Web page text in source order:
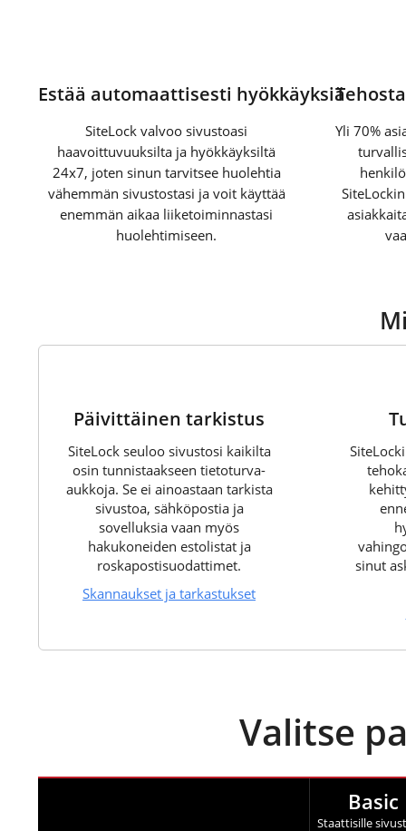
Estää automaattisesti hyökkäyksiä
SiteLock valvoo sivustoasi
haavoittuvuuksilta ja hyökkäyksiltä
24x7, joten sinun tarvitsee huolehtia
vähemmän sivustostasi ja voit käyttää
enemmän aikaa liiketoiminnastasi
huolehtimiseen.
Yli 70%
Päivittäinen tarkistus
SiteLock seuloo sivustosi kaikilta
osin tunnistaakseen tietoturva-
aukkoja. Se ei ainoastaan tarkista
sivustoa, sähköpostia ja
sovelluksia vaan myös
hakukoneiden estolistat ja
roskapostisuodattimet.
Skannaukset ja tarkastukset
sinut
Valitse
Basic
Staattisille